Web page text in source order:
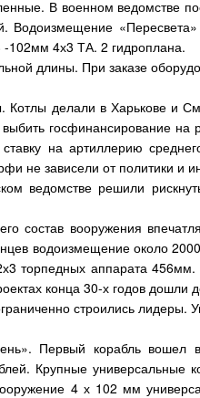
В военном ведомстве
Водоизмещение
102мм 4х3 ТА. 2 гидроплана.
длины. При заказе
делали в Харькове и
госфинансирование на
на артиллерию
не зависели от политики и
ведомстве решили
состав вооружения
водоизмещение около
торпедных аппарата
конца 30-х годов дошли
строились
Первый корабль
Крупные универсальные
4 х 102 мм